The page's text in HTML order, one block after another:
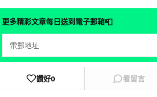
更多精彩文章每日送到電子郵箱📮
讚好0 看留言